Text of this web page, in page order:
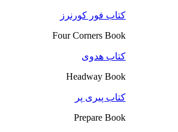
کتاب فور کورنرز
Four Corners Book
کتاب هدوی
Headway Book
کتاب پیری پر
Prepare Book